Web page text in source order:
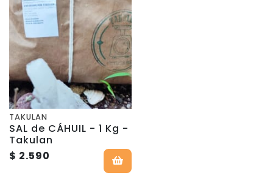
TAKULAN
SAL de CÁHUIL - 1 Kg -
Takulan
$ 2.590